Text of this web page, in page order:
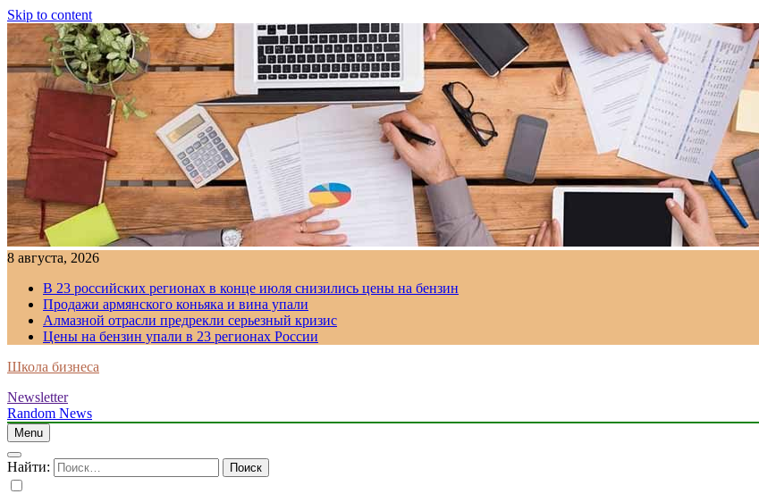
Skip to content
8 августа, 2026
В 23 российских регионах в конце июля снизились цены на бензин
Продажи армянского коньяка и вина упали
Алмазной отрасли предрекли серьезный кризис
Цены на бензин упали в 23 регионах России
Школа бизнеса
Newsletter
Random News
Menu
Найти: